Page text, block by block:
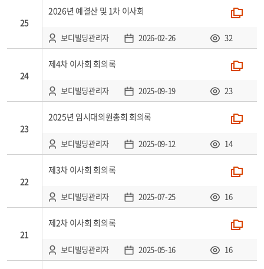
25
2026년 예결산 및 1차 이사회
보디빌딩관리자 2026-02-26 32
24
제4차 이사회 회의록
보디빌딩관리자 2025-09-19 23
23
2025년 임시대의원총회 회의록
보디빌딩관리자 2025-09-12 14
22
제3차 이사회 회의록
보디빌딩관리자 2025-07-25 16
21
제2차 이사회 회의록
보디빌딩관리자 2025-05-16 16